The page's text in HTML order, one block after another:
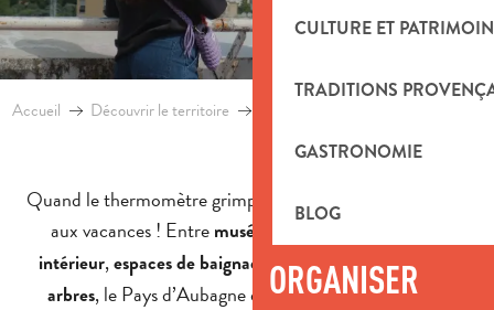
CULTURE ET
TRADITIONS
GASTRONOMIE
BLOG
ORGANISER
Accueil Découvrir le territoire
Quand le thermomètre grimpe, pas question de renoncer
aux vacances ! Entre musées climatisés
intérieur,espaces de baignade etbalades à l’ombre des
arbres, le Pays d’Aubagne et ses alentours regorgent